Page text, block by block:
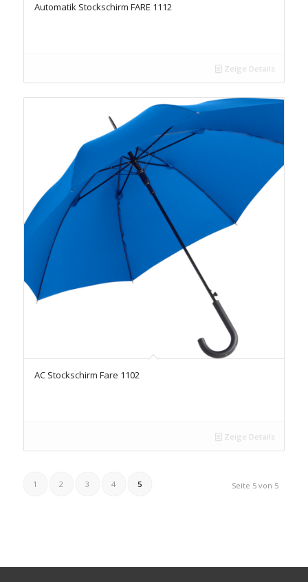
Automatik Stockschirm FARE 1112
Zeige Details
AC Stockschirm Fare 1102
Zeige Details
Seite 5 von 5
1 2 3 4 5